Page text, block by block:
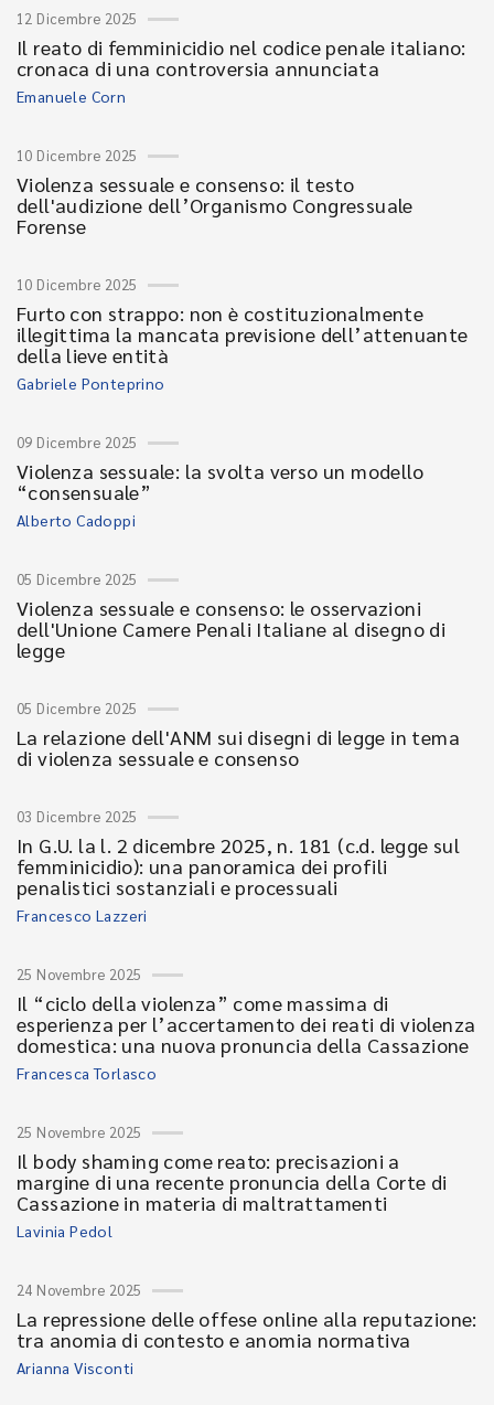
12 Dicembre 2025
Il reato di femminicidio nel codice penale italiano:
cronaca di una controversia annunciata
Emanuele Corn
10 Dicembre 2025
Violenza sessuale e consenso: il testo
dell'audizione dell’Organismo Congressuale
Forense
10 Dicembre 2025
Furto con strappo: non è costituzionalmente
illegittima la mancata previsione dell’attenuante
della lieve entità
Gabriele Ponteprino
09 Dicembre 2025
Violenza sessuale: la svolta verso un modello
“consensuale”
Alberto Cadoppi
05 Dicembre 2025
Violenza sessuale e consenso: le osservazioni
dell'Unione Camere Penali Italiane al disegno di
legge
05 Dicembre 2025
La relazione dell'ANM sui disegni di legge in tema
di violenza sessuale e consenso
03 Dicembre 2025
In G.U. la l. 2 dicembre 2025, n. 181 (c.d. legge sul
femminicidio): una panoramica dei profili
penalistici sostanziali e processuali
Francesco Lazzeri
25 Novembre 2025
Il “ciclo della violenza” come massima di
esperienza per l’accertamento dei reati di violenza
domestica: una nuova pronuncia della Cassazione
Francesca Torlasco
25 Novembre 2025
Il body shaming come reato: precisazioni a
margine di una recente pronuncia della Corte di
Cassazione in materia di maltrattamenti
Lavinia Pedol
24 Novembre 2025
La repressione delle offese online alla reputazione:
tra anomia di contesto e anomia normativa
Arianna Visconti